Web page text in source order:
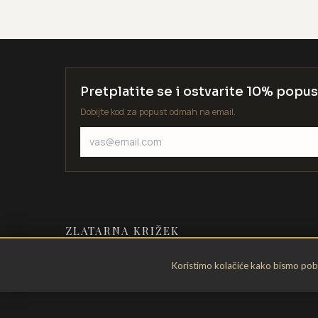
Koristimo kolačiće kako bismo
Pretplatite se i ostvarite 10%
Dobijte kod za popust odmah na email.
ZLATARNA KRIŽEK